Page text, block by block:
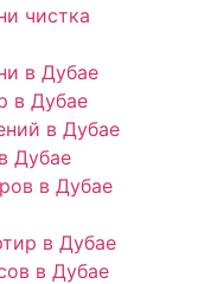
чистка
в Дубае
в Дубае
в Дубае
Дубае
в Дубае
в Дубае
в Дубае